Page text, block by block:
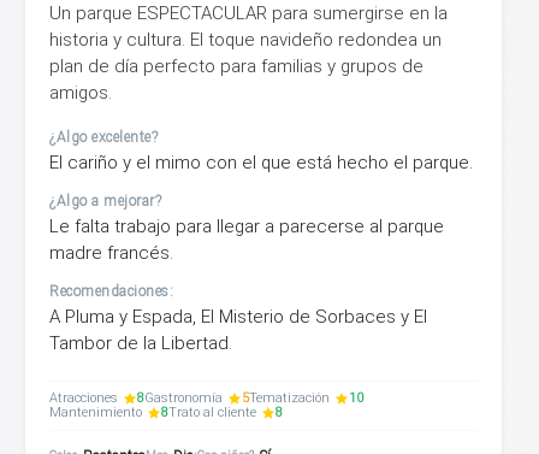
Un parque ESPECTACULAR para sumergirse en la
historia y cultura. El toque navideño redondea un
plan de día perfecto para familias y grupos de
amigos.
¿Algo excelente?
El cariño y el mimo con el que está hecho el parque.
¿Algo a mejorar?
Le falta trabajo para llegar a parecerse al parque
madre francés.
Recomendaciones:
A Pluma y Espada, El Misterio de Sorbaces y El
Tambor de la Libertad.
Atracciones 8Gastronomía 5Tematización
10
Mantenimiento
8Trato al cliente 8